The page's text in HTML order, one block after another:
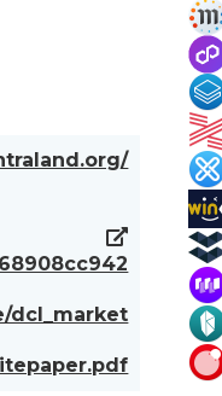
dcl_market